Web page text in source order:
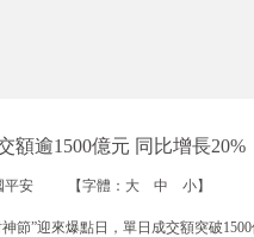
額逾1500億元 同比增長20%
平安 【字體： 大 中 小】
節”迎來爆點日，單日成交額突破